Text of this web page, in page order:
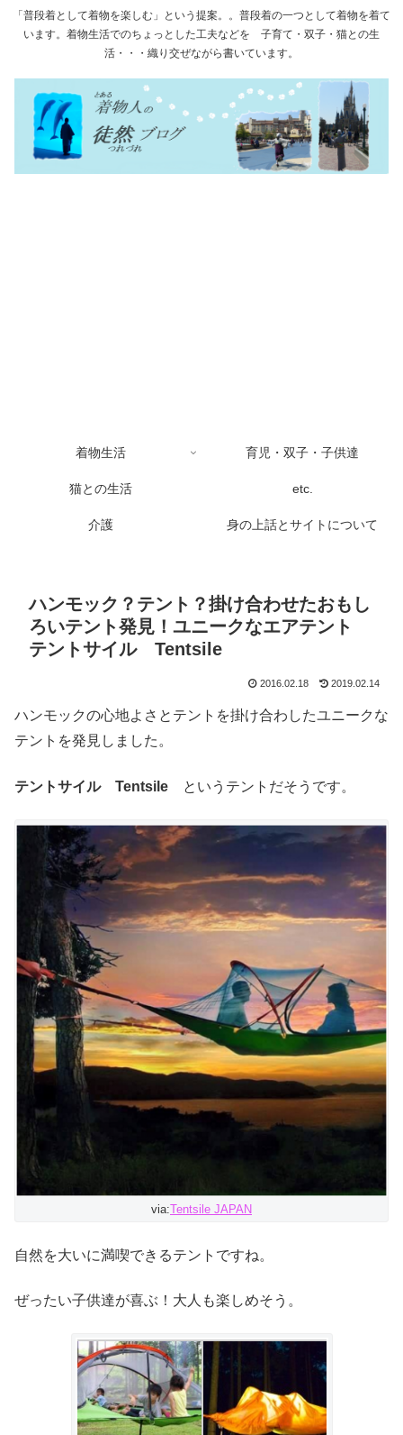
「普段着として着物を楽しむ」という提案。。普段着の一つとして着物を着て
います。着物生活でのちょっとした工夫などを 子育て・双子・猫との生
活・・・織り交ぜながら書いています。
着物生活 育児・双子・子供達
猫との生活 etc.
介護 身の上話とサイトについて
ハンモック？テント？掛け合わせたおもし
ろいテント発見！ユニークなエアテント
テントサイル Tentsile
2016.02.18 2019.02.14
ハンモックの心地よさとテントを掛け合わしたユニークな
テントを発見しました。
テントサイル Tentsile というテントだそうです。
via:Tentsile JAPAN
自然を大いに満喫できるテントですね。
ぜったい子供達が喜ぶ！大人も楽しめそう。